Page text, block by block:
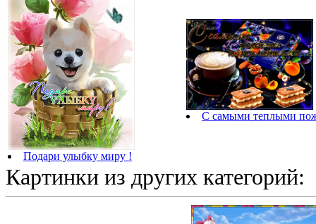
Подари улыбку миру !
С самыми теплыми
Картинки из других категорий: